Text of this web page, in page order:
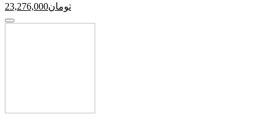
23,276,000تومان